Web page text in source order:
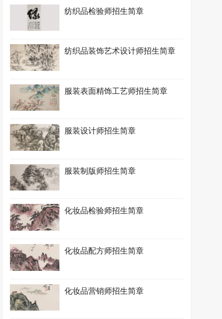
纺织品检验师招生简章
纺织品装饰艺术设计师招生简章
服装表面精饰工艺师招生简章
服装设计师招生简章
服装制版师招生简章
化妆品检验师招生简章
化妆品配方师招生简章
化妆品营销师招生简章